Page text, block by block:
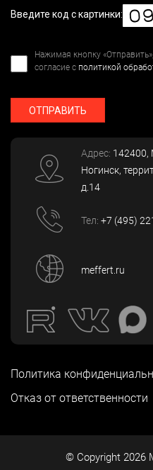
Введите код с картинки:
Нажимая кнопку
согласие с политикой
ОТПРАВИТЬ
Адрес: 142400,
Ногинск,
д.14
Тел: +7 (495)
meffert.ru
Политика
Отказ от ответственности
© Copyright 2026